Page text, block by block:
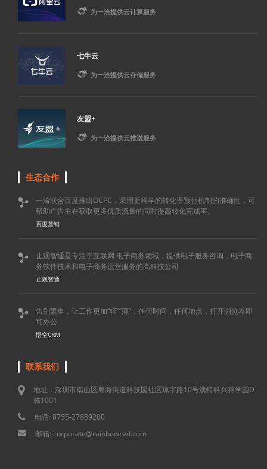
 为一洽提供云计算服务
七牛云
 为一洽提供云存储服务
友盟+
 为一洽提供云推送服务
生态合作

一洽联合百度推出OCPC，采用更科学的转化率预估机制的准确性，可
帮助广告主在获取更多优质流量的同时提高转化完成率。
百度营销

止观智通是专注于互联网 电子商务领域，提供电子服务咨询，电子商
务软件技术和电子商务运营服务的高科技公司
止观智通

告别繁重，让工作更加“轻”“薄”，任何时间，任何地点，打开浏览器即
可办公
悟空CRM
联系我们
地址：深圳市南山区粤海街道科技园社区琼宇路10号澳特科兴科学园D
栋1001
电话: 0755-27889200
邮箱: corporate@rainbowred.com